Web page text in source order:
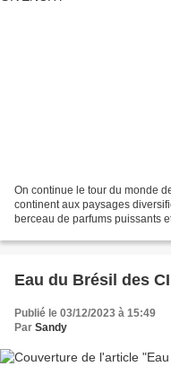
On continue le tour du monde
continent aux paysages
berceau de parfums puissants
Eau du Brésil des
Publié le 03/12/2023 à 15:49
Par Sandy